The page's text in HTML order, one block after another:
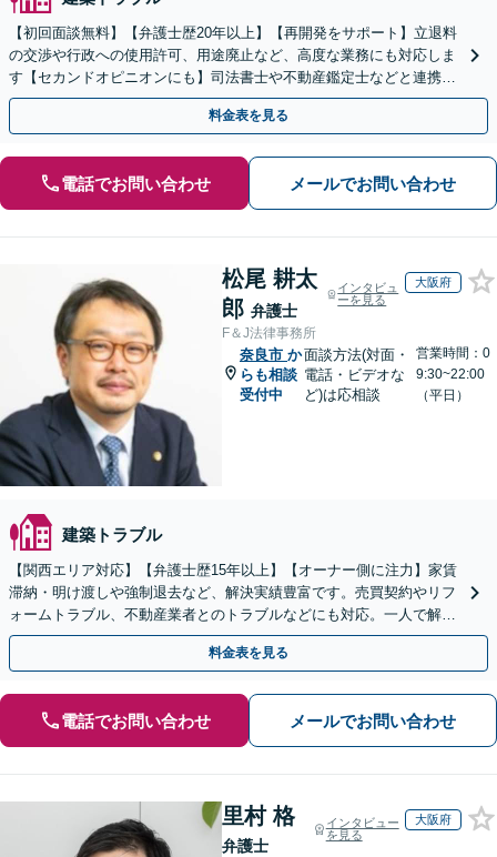
【初回面談無料】【弁護士歴20年以上】【再開発をサポート】立退料
の交渉や行政への使用許可、用途廃止など、高度な業務にも対応しま
す【セカンドオピニオンにも】司法書士や不動産鑑定士などと連携。
農地や山林などもお任せください【枚方市駅6分】
料金表を見る
電話でお問い合わせ メールでお問い合わせ
松尾 耕太
郎 弁護士
インタビュ
ーを見る
大阪府
F＆J法律事務所
奈良市 か
らも相談
受付中
面談方法(対面・
電話・ビデオな
ど)は応相談
営業時間：0
9:30~22:00
（平日）
建築トラブル
【関西エリア対応】【弁護士歴15年以上】【オーナー側に注力】家賃
滞納・明け渡しや強制退去など、解決実績豊富です。売買契約やリフ
ォームトラブル、不動産業者とのトラブルなどにも対応。一人で解決
しようとする前に、遠慮なくご相談ください。
料金表を見る
電話でお問い合わせ メールでお問い合わせ
里村 格
弁護士
インタビュー
を見る
大阪府